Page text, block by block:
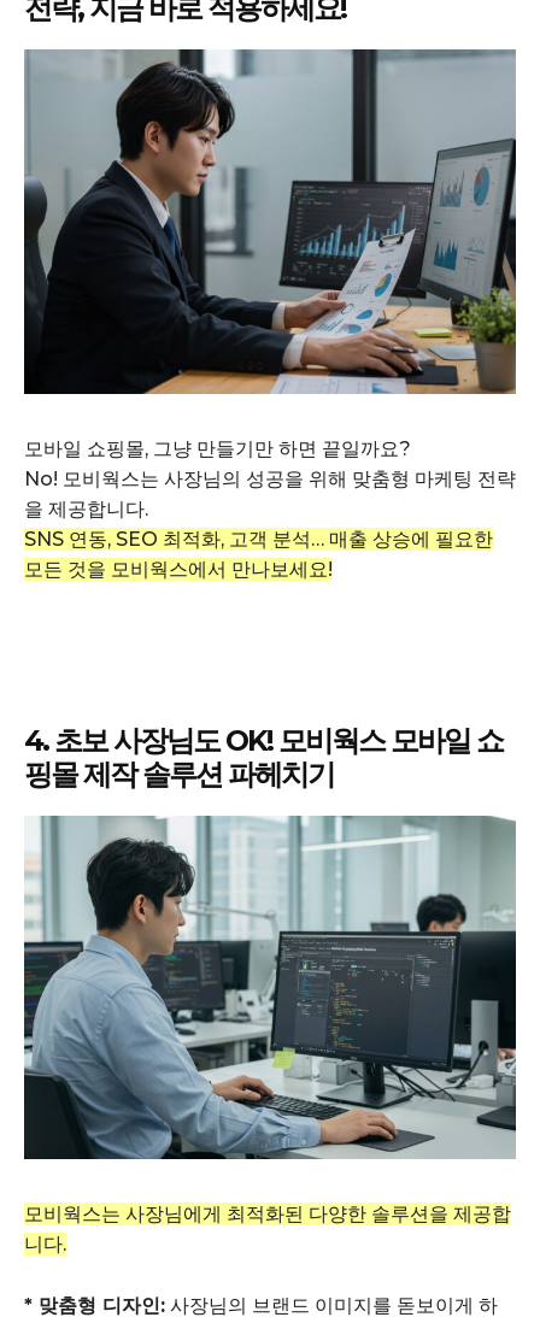
전략, 지금 바로 적용하세요!
모바일 쇼핑몰, 그냥 만들기만 하면 끝일까요?
No! 모비웍스는 사장님의 성공을 위해 맞춤형 마케팅 전략
을 제공합니다.
SNS 연동, SEO 최적화, 고객 분석… 매출 상승에 필요한
모든 것을 모비웍스에서 만나보세요!
4. 초보 사장님도 OK! 모비웍스 모바일 쇼
핑몰 제작 솔루션 파헤치기
모비웍스는 사장님에게 최적화된 다양한 솔루션을 제공합
니다.
* 맞춤형 디자인: 사장님의 브랜드 이미지를 돋보이게 하